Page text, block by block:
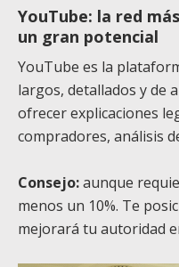
YouTube: la red
un gran potencial
YouTube es la
largos, detallados y de
ofrecer explicaciones
compradores, análisis
Consejo:aunque
menos un 10%. Te
mejorará tu autoridad